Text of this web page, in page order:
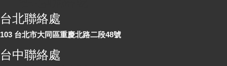
台北聯絡處
103 台北市大同區重慶北路二段48號
台中聯絡處